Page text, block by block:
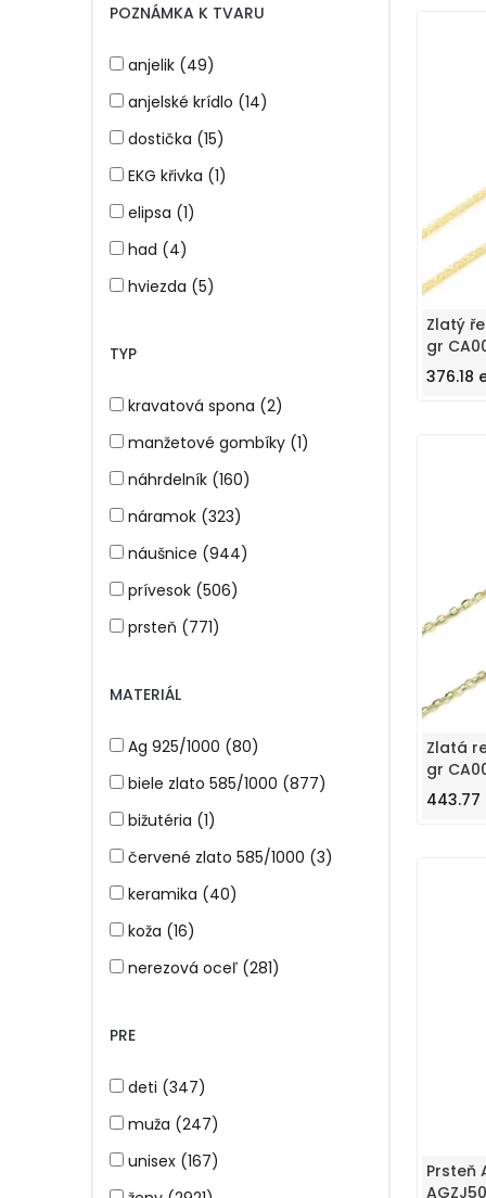
oceľová (31)
oceľová, čierna (13)
perleťová (4)
ružová (26)
ružové zlato (19)
strieborná, biela (38)
stříbrná (690)
šedá (2)
vícebarevné (6)
POZNÁMKA K TVARU
anjelik (49)
anjelské krídlo (14)
dostička (15)
EKG křivka (1)
elipsa (1)
had (4)
hviezda (5)
koník (2)
korálek (1)
korytnačka (3)
kruh (149)
křížek (130)
kulička (5)
kvapka (7)
kvetina (30)
lapač snov (2)
psí známka (4)
řecký vzor (1)
slnko (1)
TYP
kravatová spona (2)
manžetové gombíky (1)
náhrdelník (160)
náramok (323)
náušnice (944)
prívesok (506)
prsteň (771)
snubný prsteň (58)
visací (6)
MATERIÁL
Ag 925/1000 (80)
biele zlato 585/1000 (877)
bižutéria (1)
červené zlato 585/1000 (3)
keramika (40)
koža (16)
nerezová oceľ (281)
ružové zlato 585/1000 (32)
striebro 925/1000 (408)
titán (29)
žlté zlato 585/1000 (1673)
PRE
deti (347)
muža (247)
unisex (167)
Zlatý
gr
376.18
Zlatá
gr
443.77
Prsteň